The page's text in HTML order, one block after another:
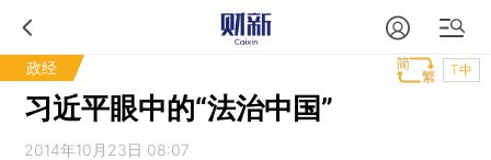
政经 T中
习近平眼中的“法治中国”
2014年10月23日 08:07